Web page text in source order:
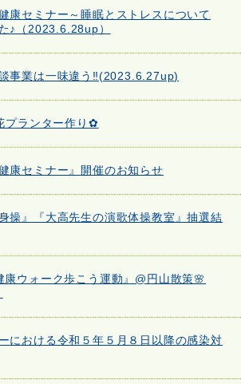
康セミナー～睡眠とストレスについて
♪（2023.6.28up）
事業は一味違う‼(2023.6.27up)
ランター作り✿
康セミナー』開催のお知らせ
操』『大高先生の演歌体操教室』抽選結
康ウォーク歩こう運動』@円山散策🌸
における令和５年５月８日以降の感染対